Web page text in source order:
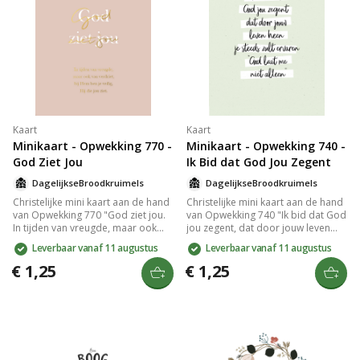
Kaart
Minikaart - Opwekking 770 -
God Ziet Jou
DagelijkseBroodkruimels
Christelijke mini kaart aan de hand
van Opwekking 770 "God ziet jou.
In tijden van vreugde, maar ook
van verdriet, bij Hem ben je veilig,
Hij die jou ziet." gedrukt op
duurzaam en stevig 300 grams
papier met een matte look. Op de
goed beschrijfbare achterkant van
blanco. Lekker veel schrijfruimte
Leverbaar vanaf 11 augustus
€ 1,25
Kaart
Minikaart - Opwekking 740 -
Ik Bid dat God Jou Zegent
DagelijkseBroodkruimels
Christelijke mini kaart aan de hand
van Opwekking 740 "Ik bid dat God
jou zegent, dat door jouw leven
heen je steeds weer zult ervaren:
God laat me niet alleen." gedrukt
op duurzaam en stevig 300 grams
papier met een matte look. Op de
goed beschrijfbare achterkant van
kleine streepjescode. De
achterkant is verder volledig
blanco. Lekker veel schrijfruimte
Leverbaar vanaf 11 augustus
€ 1,25